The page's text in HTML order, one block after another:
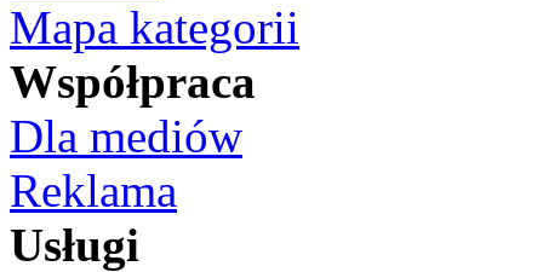
Mapa kategorii
Współpraca
Dla mediów
Reklama
Usługi